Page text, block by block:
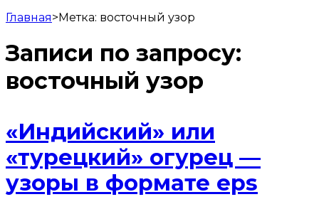
Главная>Метка: восточный узор
Записи по запросу:
восточный узор
«Индийский» или
«турецкий» огурец —
узоры в формате eps